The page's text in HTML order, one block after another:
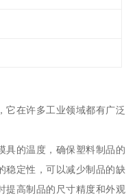
它在许多工业领域都有广泛
具的温度，确保塑料制品的
稳定性，可以减少制品的缺
提高制品的尺寸精度和外观